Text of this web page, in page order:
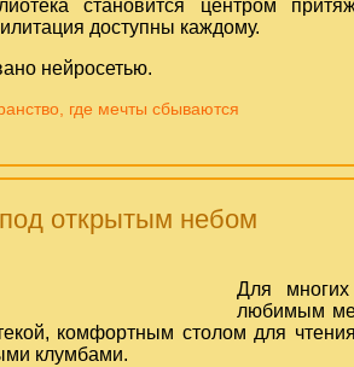
становится центром
доступны каждому.
нейросетью.
где мечты сбываются
открытым небом
Для многих
любимым
комфортным столом для
клумбами.